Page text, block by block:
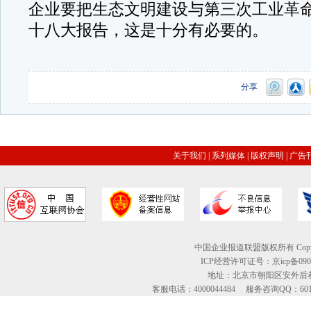
企业要把生态文明建设与第三次工业革
十八大报告，这是十分有必要的。
分享
关于我们 系列媒体 |版权声明 广告
中国企业报道联盟版权所有
ICP经营许可证号：京icp备
地址：北京市朝阳区安外后
客服电话：4000044484 服务咨询QQ：